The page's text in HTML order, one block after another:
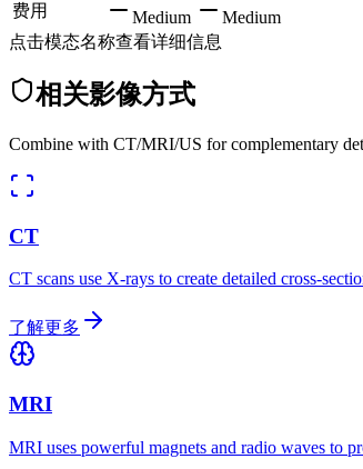
费用
Medium
Medium
点击模态名称查看详细信息
相关影像方式
Combine with CT/MRI/US for complementary
CT
CT scans use X-rays to create detailed cross-
了解更多
MRI
MRI uses powerful magnets and radio waves to